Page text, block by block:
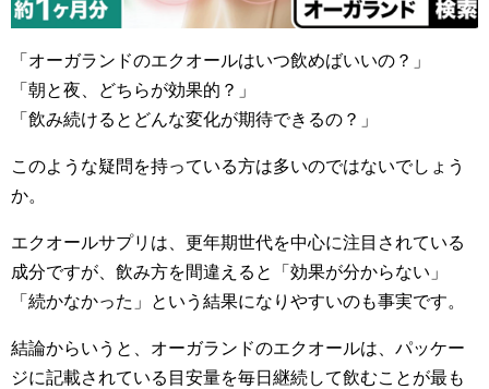
「オーガランドのエクオールはいつ飲めばいいの？」
「朝と夜、どちらが効果的？」
「飲み続けるとどんな変化が期待できるの？」
このような疑問を持っている方は多いのではないでしょう
か。
エクオールサプリは、更年期世代を中心に注目されている
成分ですが、飲み方を間違えると「効果が分からない」
「続かなかった」という結果になりやすいのも事実です。
結論からいうと、オーガランドのエクオールは、パッケー
ジに記載されている目安量を毎日継続して飲むことが最も